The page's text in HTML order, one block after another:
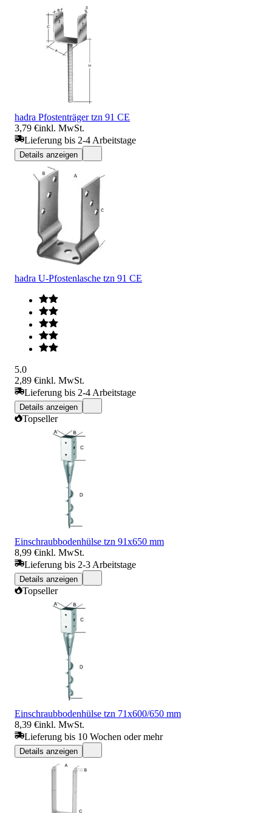
hadra Pfostenträger tzn 91 CE
3,79 €inkl. MwSt.
Lieferung bis 2-4 Arbeitstage
Details anzeigen
hadra U-Pfostenlasche tzn 91 CE
5.0
2,89 €inkl. MwSt.
Lieferung bis 2-4 Arbeitstage
Details anzeigen
Topseller
Einschraubbodenhülse tzn 91x650 mm
8,99 €inkl. MwSt.
Lieferung bis 2-3 Arbeitstage
Details anzeigen
Topseller
Einschraubbodenhülse tzn 71x600/650 mm
8,39 €inkl. MwSt.
Lieferung bis 10 Wochen oder mehr
Details anzeigen